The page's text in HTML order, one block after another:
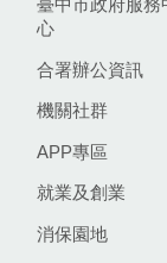
臺中市政府服務
心
合署辦公資訊
機關社群
APP專區
就業及創業
消保園地